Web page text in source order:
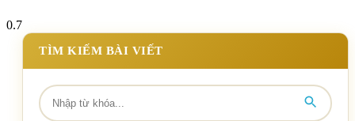
TÌM KIẾM BÀI VIẾT